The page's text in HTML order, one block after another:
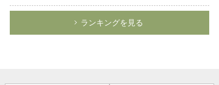
ランキングを見る